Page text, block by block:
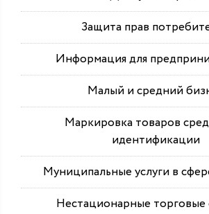
Защита прав
Информация для
Малый и средний
Маркировка товаров
идентификации
Муниципальные услуги в
Нестационарные